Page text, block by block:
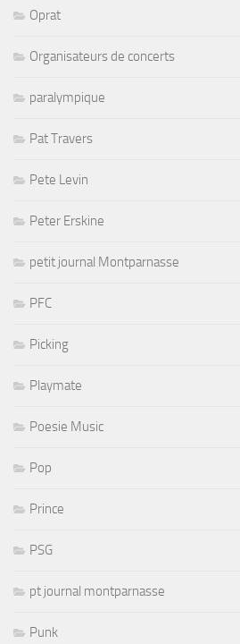
Oprat
Organisateurs de concerts
paralympique
Pat Travers
Pete Levin
Peter Erskine
petit journal Montparnasse
PFC
Picking
Playmate
Poesie Music
Pop
Prince
PSG
pt journal montparnasse
Punk